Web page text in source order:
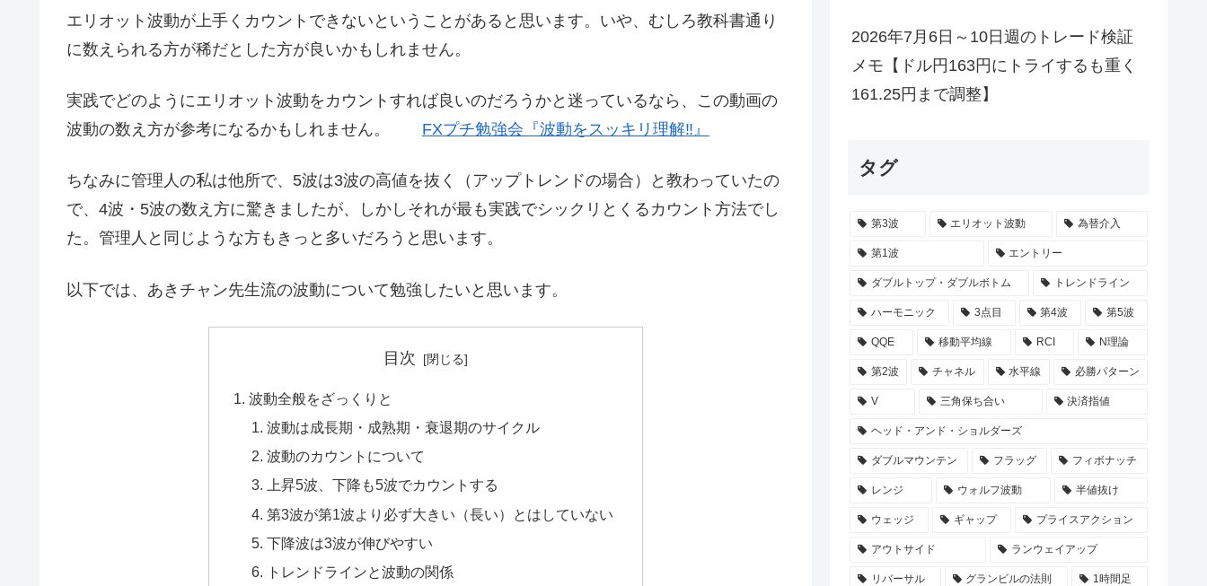
エリオット波動が上手くカウントできないということがあると思います。いや、むしろ教科書通り
に数えられる方が稀だとした方が良いかもしれません。
実践でどのようにエリオット波動をカウントすれば良いのだろうかと迷っているなら、この動画の
波動の数え方が参考になるかもしれません。 FXプチ勉強会『波動をスッキリ理解‼』
ちなみに管理人の私は他所で、5波は3波の高値を抜く（アップトレンドの場合）と教わっていたの
で、4波・5波の数え方に驚きましたが、しかしそれが最も実践でシックリとくるカウント方法でし
た。管理人と同じような方もきっと多いだろうと思います。
以下では、あきチャン先生流の波動について勉強したいと思います。
目次
波動全般をざっくりと
波動は成長期・成熟期・衰退期のサイクル
波動のカウントについて
上昇5波、下降も5波でカウントする
第3波が第1波より必ず大きい（長い）とはしていない
下降波は3波が伸びやすい
トレンドラインと波動の関係
2026年7月6日～10日週のトレード検証
メモ【ドル円163円にトライするも重く
161.25円まで調整】
タグ
第3波 エリオット波動 為替介入
第1波 エントリー
ダブルトップ・ダブルボトム トレンドライン
ハーモニック 3点目 第4波 第5波
QQE 移動平均線 RCI N理論
第2波 チャネル 水平線 必勝パターン
V 三角保ち合い 決済指値
ヘッド・アンド・ショルダーズ
ダブルマウンテン フラッグ フィボナッチ
レンジ ウォルフ波動 半値抜け
ウェッジ ギャップ プライスアクション
アウトサイド ランウェイアップ
リバーサル グランビルの法則 1時間足